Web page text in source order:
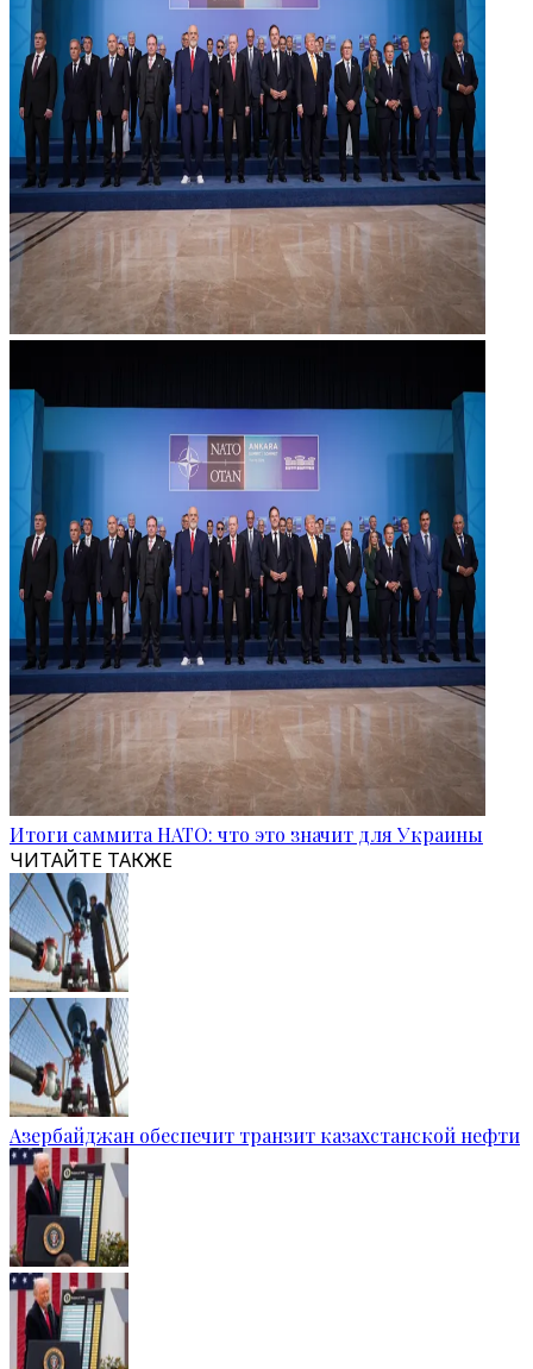
Итоги саммита НАТО: что это значит для Украины
ЧИТАЙТЕ ТАКЖЕ
Азербайджан обеспечит транзит казахстанской нефти